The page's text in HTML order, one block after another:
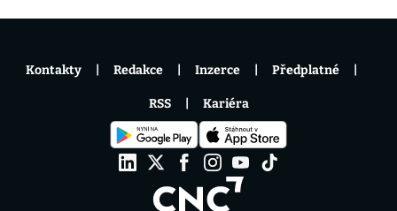
Kontakty Redakce Inzerce Předplatné
RSS Kariéra